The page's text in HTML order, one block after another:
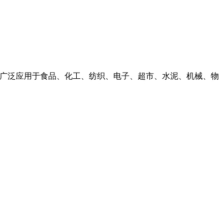
应用于食品、化工、纺织、电子、超市、水泥、机械、物